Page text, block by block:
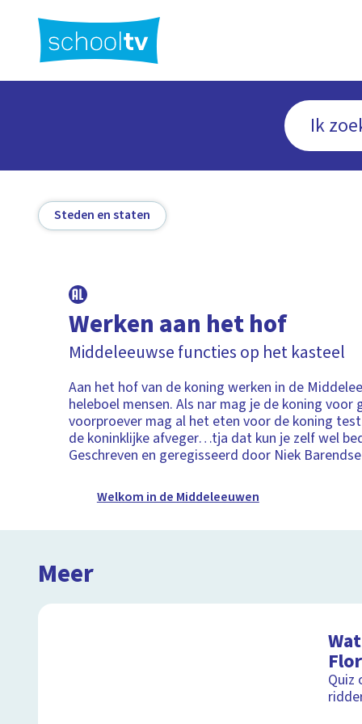
hoofdinhoud
Steden en staten
Werken aan het hof
Middeleeuwse functies op het kasteel
Aan het hof van de koning werken in de
heleboel mensen. Als nar mag je de koning voor
voorproever mag al het eten voor de koning
de koninklijke afveger…tja dat kun je zelf wel
Geschreven en geregisseerd door Niek
Welkom in de Middeleeuwen
Meer
Quiz